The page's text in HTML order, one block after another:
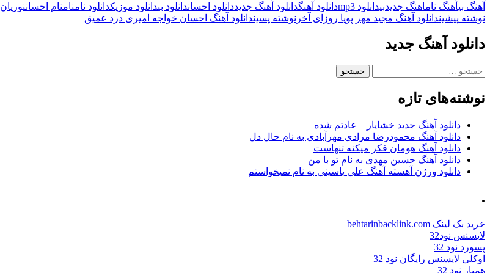
آهنگ بیآهنگ ناماهنگ جدیدبیدانلود mp3 دانلود آهنگدانلود آهنگ جدیددانلود احساندانلود بیدانلود موزیکدانلود نامنامنام احساننوریان
ناوبری
نوشته
نوشته پیشیندانلود آهنگ مجید مهر پویا روزای آخر نوشته پسیندانلود آهنگ احسان خواجه امیری درد عمیق
دانلود آهنگ جدید
جستجو
نوشته‌های تازه
دانلود آهنگ جدید خشایار – عادتم شده
دانلود آهنگ محمودرضا مرادی مهرآبادی به نام حال دل
دانلود آهنگ هومان فکر میکنه تنهاست
دانلود آهنگ حسین مهدی به نام تو با من
دانلود ورژن آهسته آهنگ علی یاسینی به نام نمیخواستم
.
خرید بک لینک behtarinbacklink.com
لایسنس نود32
پسورد نود 32
اوکلی لایسنس رایگان نود 32
همیار نود 32